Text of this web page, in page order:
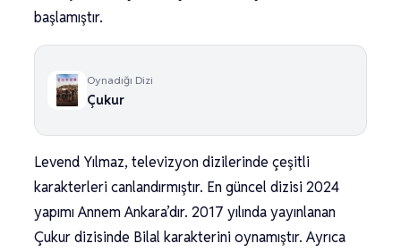
başlamıştır.
Oynadığı Dizi
Çukur
Levend Yılmaz, televizyon dizilerinde çeşitli
karakterleri canlandırmıştır. En güncel dizisi 2024
yapımı Annem Ankara’dır. 2017 yılında yayınlanan
Çukur dizisinde Bilal karakterini oynamıştır. Ayrıca